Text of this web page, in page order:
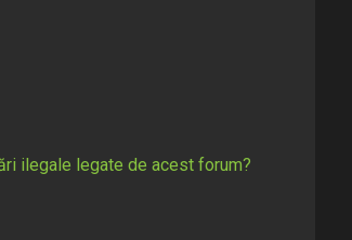
ilegale legate de acest forum?